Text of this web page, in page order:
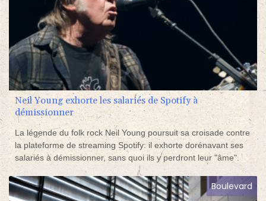
Neil Young exhorte les salariés de Spotify à
démissionner
La légende du folk rock Neil Young poursuit sa croisade contre
la plateforme de streaming Spotify: il exhorte dorénavant ses
salariés à démissionner, sans quoi ils y perdront leur "âme".
Boulevard